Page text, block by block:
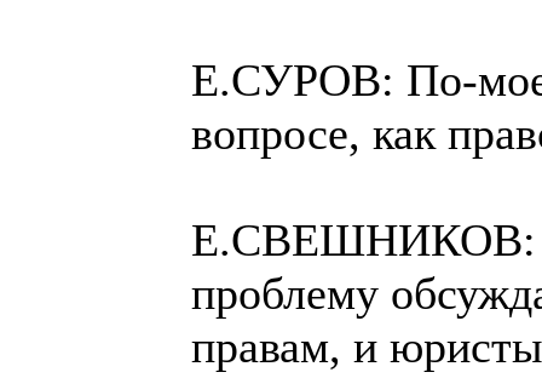
Е.СУРОВ: По-
вопросе, как
Е.СВЕШНИКОВ:
проблему
правам, и